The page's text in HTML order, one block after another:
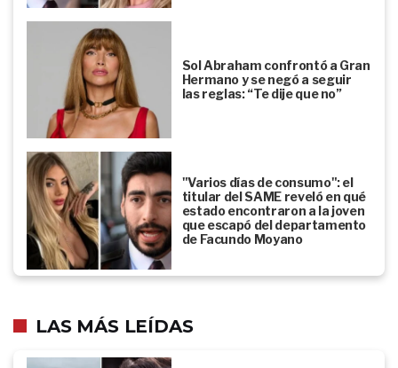
Sol Abraham confrontó a Gran
Hermano y se negó a seguir
las reglas: “Te dije que no”
"Varios días de consumo": el
titular del SAME reveló en qué
estado encontraron a la joven
que escapó del departamento
de Facundo Moyano
LAS MÁS LEÍDAS